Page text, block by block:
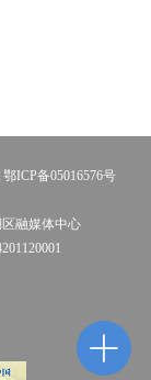
ICP备05016576号
融媒体中心